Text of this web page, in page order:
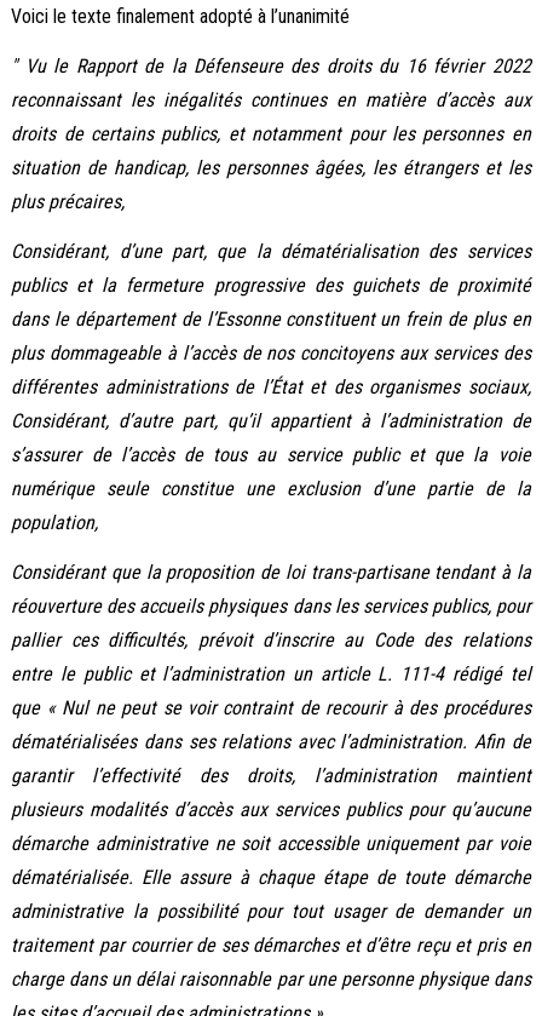
Voici le texte finalement adopté à l’unanimité
" Vu le Rapport de la Défenseure des droits du 16 février 2022
reconnaissant les inégalités continues en matière d’accès aux
droits de certains publics, et notamment pour les personnes en
situation de handicap, les personnes âgées, les étrangers et les
plus précaires,
Considérant, d’une part, que la dématérialisation des services
publics et la fermeture progressive des guichets de proximité
dans le département de l’Essonne constituent un frein de plus en
plus dommageable à l’accès de nos concitoyens aux services des
différentes administrations de l’État et des organismes sociaux,
Considérant, d’autre part, qu’il appartient à l’administration de
s’assurer de l’accès de tous au service public et que la voie
numérique seule constitue une exclusion d’une partie de la
population,
Considérant que la proposition de loi trans-partisane tendant à la
réouverture des accueils physiques dans les services publics, pour
pallier ces difficultés, prévoit d’inscrire au Code des relations
entre le public et l’administration un article L. 111-4 rédigé tel
que « Nul ne peut se voir contraint de recourir à des procédures
dématérialisées dans ses relations avec l’administration. Afin de
garantir l’effectivité des droits, l’administration maintient
plusieurs modalités d’accès aux services publics pour qu’aucune
démarche administrative ne soit accessible uniquement par voie
dématérialisée. Elle assure à chaque étape de toute démarche
administrative la possibilité pour tout usager de demander un
traitement par courrier de ses démarches et d’être reçu et pris en
charge dans un délai raisonnable par une personne physique dans